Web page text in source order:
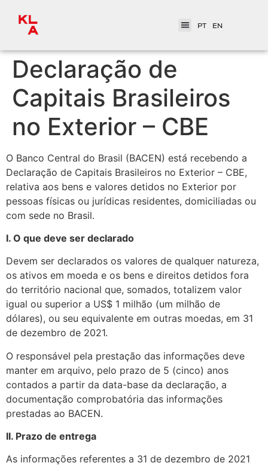
PT EN
Declaração de
Capitais Brasileiros
no Exterior – CBE
O Banco Central do Brasil (BACEN) está recebendo a
Declaração de Capitais Brasileiros no Exterior – CBE,
relativa aos bens e valores detidos no Exterior por
pessoas físicas ou jurídicas residentes, domiciliadas ou
com sede no Brasil.
I. O que deve ser declarado
Devem ser declarados os valores de qualquer natureza,
os ativos em moeda e os bens e direitos detidos fora
do território nacional que, somados, totalizem valor
igual ou superior a US$ 1 milhão (um milhão de
dólares), ou seu equivalente em outras moedas, em 31
de dezembro de 2021.
O responsável pela prestação das informações deve
manter em arquivo, pelo prazo de 5 (cinco) anos
contados a partir da data-base da declaração, a
documentação comprobatória das informações
prestadas ao BACEN.
II. Prazo de entrega
As informações referentes a 31 de dezembro de 2021